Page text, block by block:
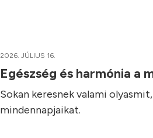
2026. JÚLIUS 16.
Egészség és harmónia a
Sokan keresnek valami
mindennapjaikat.